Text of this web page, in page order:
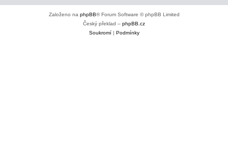
Založeno na phpBB® Forum Software © phpBB Limited
Český překlad – phpBB.cz
Soukromí| Podmínky